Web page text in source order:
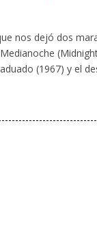
nos dejó dos
(1967) y el